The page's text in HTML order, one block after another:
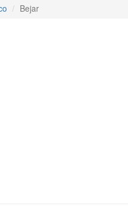
Bejar